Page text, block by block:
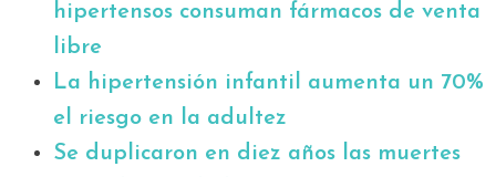
hipertensos consuman fármacos de venta
libre
La hipertensión infantil aumenta un 70%
el riesgo en la adultez
Se duplicaron en diez años las muertes